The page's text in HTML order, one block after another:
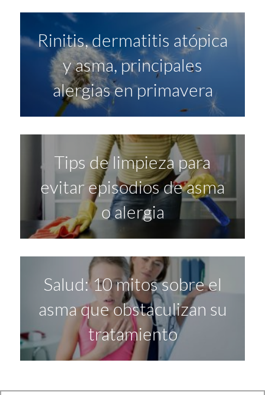
Rinitis, dermatitis atópica
y asma, principales
alergias en primavera
Tips de limpieza para
evitar episodios de asma
o alergia
Salud: 10 mitos sobre el
asma que obstaculizan su
tratamiento